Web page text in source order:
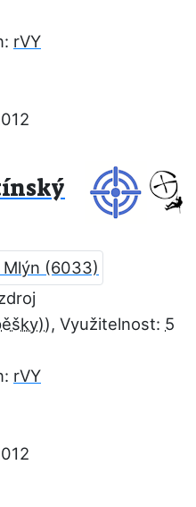
rVY
, Využitelnost: 5
rVY